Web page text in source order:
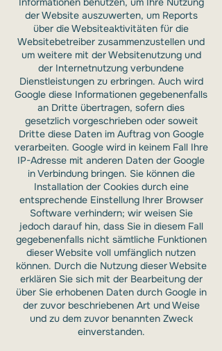
der Website auszuwerten, um Reports
über die Websiteaktivitäten für die
Websitebetreiber zusammenzustellen und
um weitere mit der Websitenutzung und
der Internetnutzung verbundene
Dienstleistungen zu erbringen. Auch wird
Google diese Informationen gegebenenfalls
an Dritte übertragen, sofern dies
gesetzlich vorgeschrieben oder soweit
Dritte diese Daten im Auftrag von Google
verarbeiten. Google wird in keinem Fall Ihre
IP-Adresse mit anderen Daten der Google
in Verbindung bringen. Sie können die
Installation der Cookies durch eine
entsprechende Einstellung Ihrer Browser
Software verhindern; wir weisen Sie
jedoch darauf hin, dass Sie in diesem Fall
gegebenenfalls nicht sämtliche Funktionen
dieser Website voll umfänglich nutzen
können. Durch die Nutzung dieser Website
erklären Sie sich mit der Bearbeitung der
über Sie erhobenen Daten durch Google in
der zuvor beschriebenen Art und Weise
und zu dem zuvor benannten Zweck
einverstanden.